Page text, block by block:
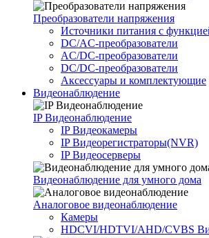
Преобразователи напряжения
Источники питания c
DC/AC-преобразователи
AC/DC-преобразователи
DC/DC-преобразователи
Аксессуары и комплектующие
Видеонаблюдение
IP Видеонаблюдение
IP Видеокамеры
IP Видеорегистраторы(NVR)
IP Видеосерверы
Видеонаблюдение для умного дома
Аналоговое видеонаблюдение
Камеры
HDCVI/HDTVI/AHD/CVBS